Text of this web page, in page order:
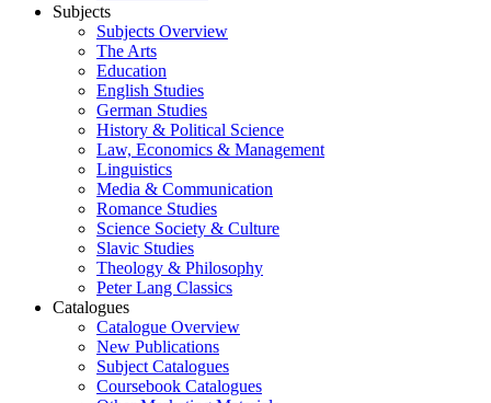
Subjects
Subjects Overview
The Arts
Education
English Studies
German Studies
History & Political Science
Law, Economics & Management
Linguistics
Media & Communication
Romance Studies
Science Society & Culture
Slavic Studies
Theology & Philosophy
Peter Lang Classics
Catalogues
Catalogue Overview
New Publications
Subject Catalogues
Coursebook Catalogues